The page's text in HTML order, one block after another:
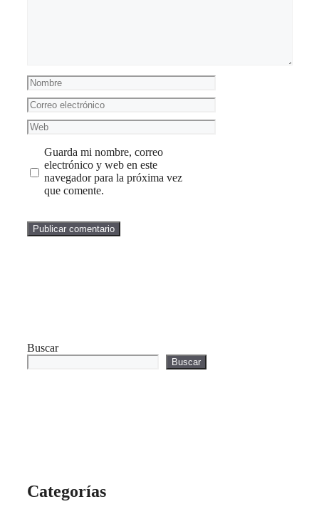
Nombre
Correo
electrónico
Web
Guarda mi nombre, correo
electrónico y web en este
navegador para la próxima vez
que comente.
Buscar
Buscar
Categorías